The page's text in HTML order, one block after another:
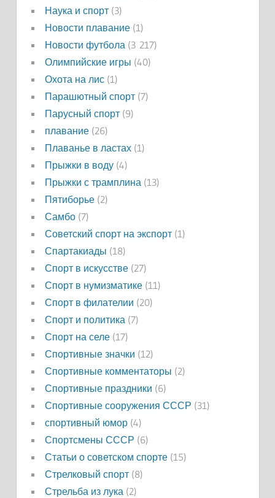
Наука и спорт(3)
Новости плавание(1)
Новости футбола (3 217)
Олимпийские игры (40)
Охота на лис(1)
Парашютный спорт(7)
Парусный спорт(9)
плавание(26)
Плаванье в ластах(1)
Прыжки в воду(4)
Прыжки с трамплина (13)
Пятиборье(2)
Самбо(7)
Советский спорт на экспорт(1)
Спартакиады (18)
Спорт в искусстве(27)
Спорт в нумизматике(11)
Спорт в филателии (20)
Спорт и политика (7)
Спорт на селе(17)
Спортивные значки (12)
Спортивные комментаторы (2)
Спортивные праздники (6)
Спортивные сооружения СССР (31)
спортивный юмор(4)
Спортсмены СССР (6)
Статьи о советском спорте(15)
Стрелковый спорт(8)
Стрельба из лука (2)